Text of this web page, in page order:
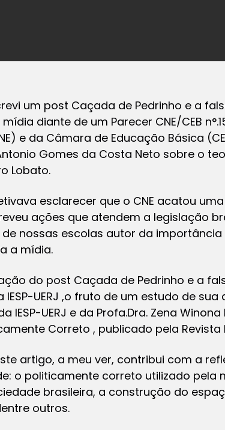
um post Caçada de Pedrinho e a
diante de um Parecer CNE/CEB
e da Câmara de Educação Básica
Gomes da Costa Neto sobre o
Lobato.
esclarecer que o CNE acatou
ações que atendem a legislação
nossas escolas autor da importância
a mídia.
do post Caçada de Pedrinho e a
IESP-UERJ ,o fruto de um estudo de
IESP-UERJ e da Profa.Dra. Zena
Correto , publicado pela Revista
artigo, a meu ver, contribui com a
o politicamente correto utilizado pela
brasileira, a construção do
outros.